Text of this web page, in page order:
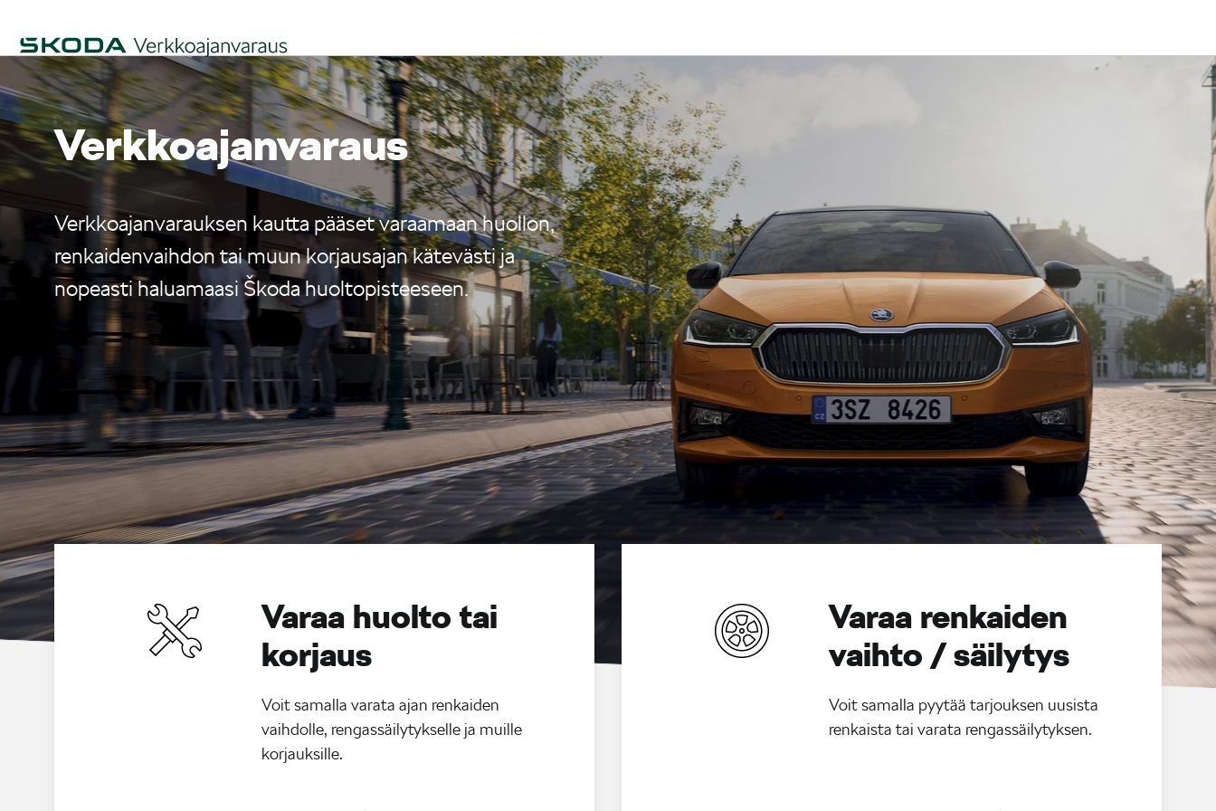
Verkko­ajanvaraus
Verkkoajanvarauksen kautta pääset varaamaan huollon,
renkaidenvaihdon tai muun korjausajan kätevästi ja
nopeasti haluamaasi Škoda huoltopisteeseen.
Varaa huolto tai
korjaus
Voit samalla varata ajan renkaiden
vaihdolle, rengassäilytykselle ja muille
korjauksille.
Varaa renkaiden
vaihto / säilytys
Voit samalla pyytää tarjouksen uusista
renkaista tai varata rengassäilytyksen.